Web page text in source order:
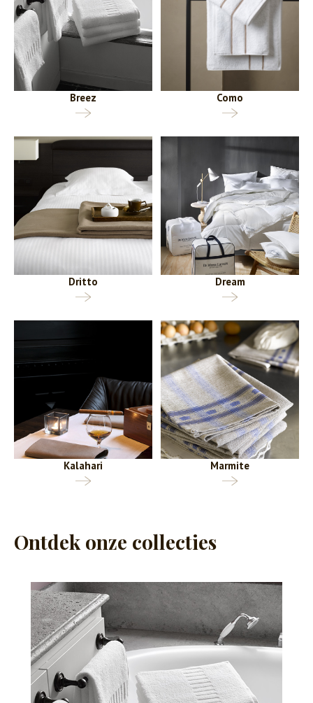
Breez Como
Dritto Dream
Kalahari Marmite
Ontdek onze collecties